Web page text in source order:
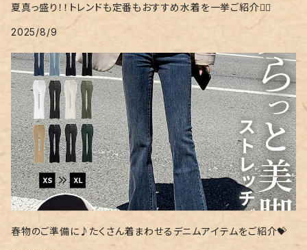
夏真っ盛り！！トレンドも定番もおすすめ水着を一挙ご紹介❤️‍🔥
2025/8/9
春物のご準備に♪たくさん着まわせるデニムアイテムをご紹介💝